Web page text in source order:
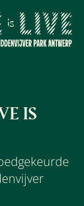
IS